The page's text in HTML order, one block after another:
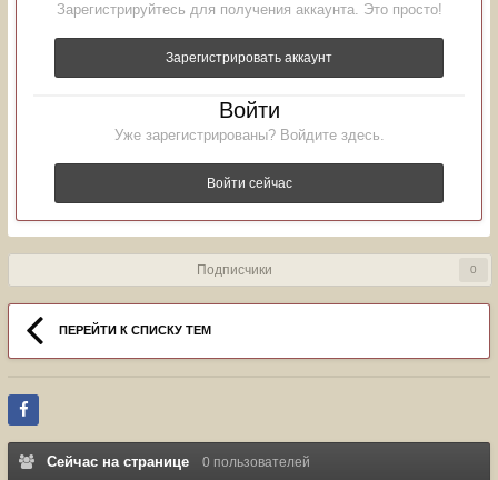
Зарегистрируйтесь для получения аккаунта. Это просто!
Зарегистрировать аккаунт
Войти
Уже зарегистрированы? Войдите здесь.
Войти сейчас
Подписчики 0
ПЕРЕЙТИ К СПИСКУ ТЕМ
Сейчас на странице 0 пользователей